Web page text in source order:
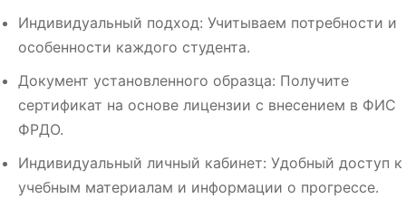
Индивидуальный подход: Учитываем потребности и
особенности каждого студента.
Документ установленного образца: Получите
сертификат на основе лицензии с внесением в ФИС
ФРДО.
Индивидуальный личный кабинет: Удобный доступ к
учебным материалам и информации о прогрессе.